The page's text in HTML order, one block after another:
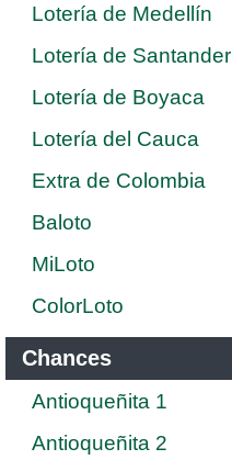
Lotería de Medellín
Lotería de Santander
Lotería de Boyaca
Lotería del Cauca
Extra de Colombia
Baloto
MiLoto
ColorLoto
Chances
Antioqueñita 1
Antioqueñita 2